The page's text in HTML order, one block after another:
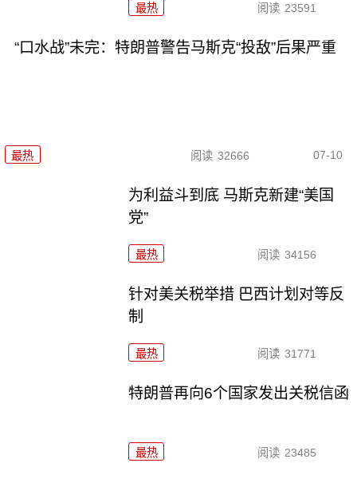
最热 阅读 23591
“口水战”未完：特朗普警告马斯克“投敌”后果严重
最热 阅读 32666 07-10
为利益斗到底 马斯克新建“美国
党”
最热 阅读 34156
针对美关税举措 巴西计划对等反
制
最热 阅读 31771
特朗普再向6个国家发出关税信函
最热 阅读 23485